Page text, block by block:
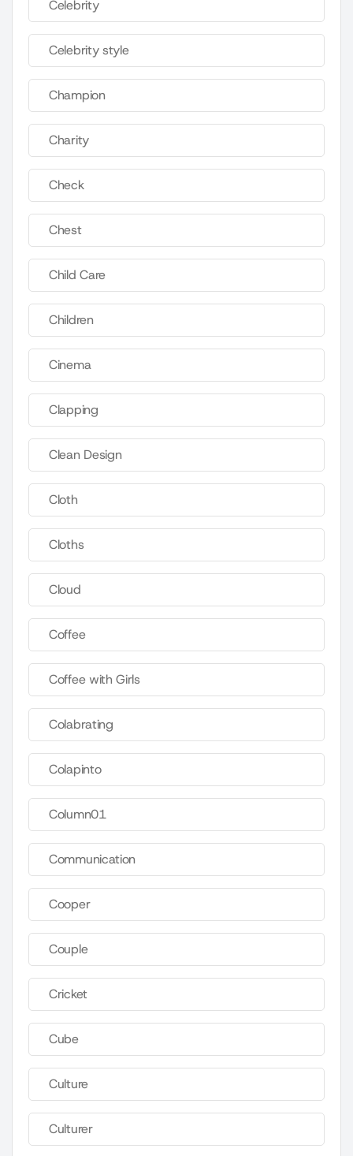
Celebrity
Celebrity style
Champion
Charity
Check
Chest
Child Care
Children
Cinema
Clapping
Clean Design
Cloth
Cloths
Cloud
Coffee
Coffee with Girls
Colabrating
Colapinto
Column01
Communication
Cooper
Couple
Cricket
Cube
Culture
Culturer